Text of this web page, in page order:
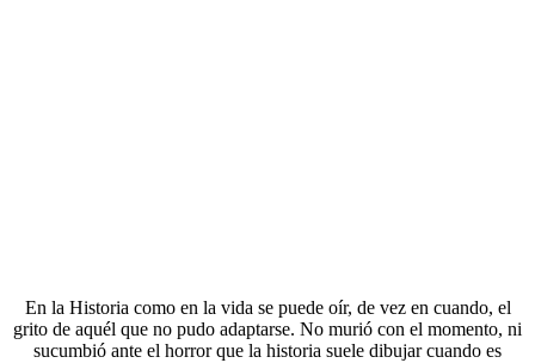
En la Historia como en la vida se puede oír, de vez en cuando, el
grito de aquél que no pudo adaptarse. No murió con el momento, ni
sucumbió ante el horror que la historia suele dibujar cuando es